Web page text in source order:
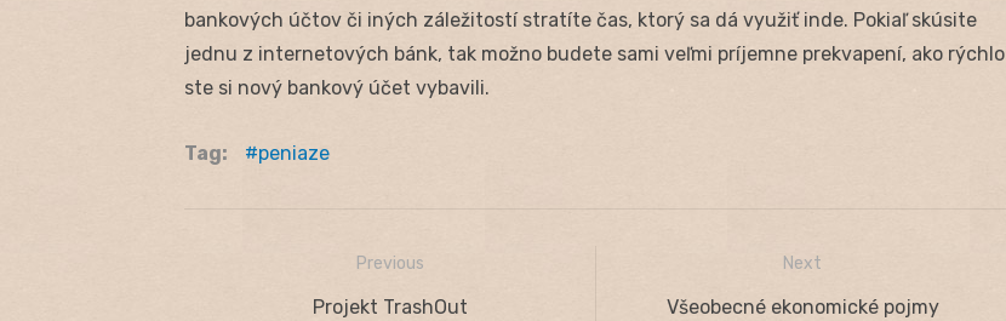
bankových účtov či iných záležitostí stratíte čas, ktorý sa dá využiť inde. Pokiaľ skúsite
jednu z internetových bánk, tak možno budete sami veľmi príjemne prekvapení, ako rýchlo
ste si nový bankový účet vybavili.
Tag: peniaze
Navigácia
Previous
Previous
Projekt TrashOut
Next
Next
Všeobecné ekonomické pojmy